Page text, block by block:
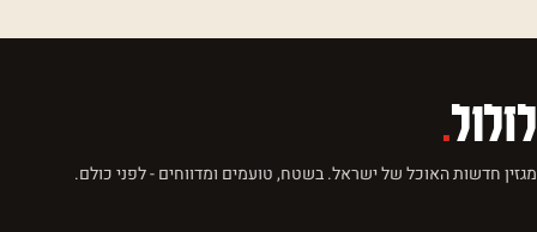
לזלול.
מגזין חדשות האוכל של ישראל. בשטח, טועמים ומדווחים - לפני כולם.